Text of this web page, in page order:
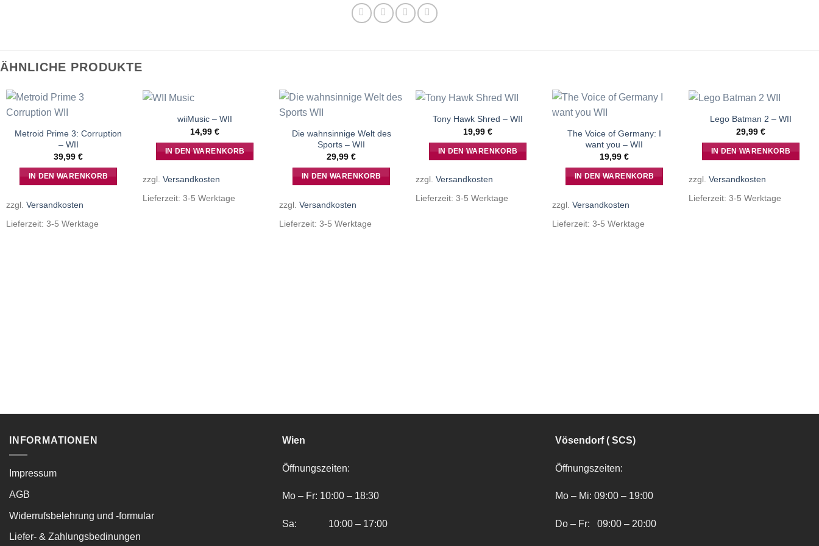
ÄHNLICHE PRODUKTE
Metroid Prime 3: Corruption
– WII
39,99 €
IN DEN WARENKORB
zzgl. Versandkosten
Lieferzeit: 3-5 Werktage
wiiMusic – WII
14,99 €
IN DEN WARENKORB
zzgl. Versandkosten
Lieferzeit: 3-5 Werktage
Die wahnsinnige Welt des
Sports – WII
29,99 €
IN DEN WARENKORB
zzgl. Versandkosten
Lieferzeit: 3-5 Werktage
Tony Hawk Shred – WII
19,99 €
IN DEN WARENKORB
zzgl. Versandkosten
Lieferzeit: 3-5 Werktage
The Voice of Germany: I
want you – WII
19,99 €
IN DEN WARENKORB
zzgl. Versandkosten
Lieferzeit: 3-5 Werktage
Lego Batman 2 – WII
29,99 €
IN DEN WARENKORB
zzgl. Versandkosten
Lieferzeit: 3-5 Werktage
INFORMATIONEN
Impressum
AGB
Widerrufsbelehrung und -formular
Liefer- & Zahlungsbedinungen
Wien
Öffnungszeiten:
Mo – Fr: 10:00 – 18:30
Sa: 10:00 – 17:00
Vösendorf ( SCS)
Öffnungszeiten:
Mo – Mi: 09:00 – 19:00
Do – Fr: 09:00 – 20:00